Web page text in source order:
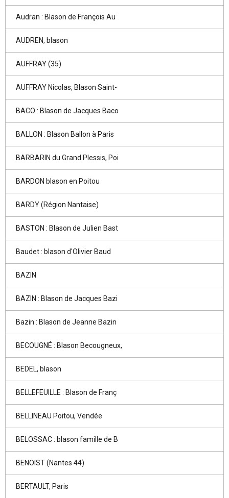
Audran : Blason de François Au
AUDREN, blason
AUFFRAY (35)
AUFFRAY Nicolas, Blason Saint-
BACO : Blason de Jacques Baco
BALLON : Blason Ballon à Paris
BARBARIN du Grand Plessis, Poi
BARDON blason en Poitou
BARDY (Région Nantaise)
BASTON : Blason de Julien Bast
Baudet : blason d'Olivier Baud
BAZIN
BAZIN : Blason de Jacques Bazi
Bazin : Blason de Jeanne Bazin
BECOUGNÉ : Blason Becougneux,
BEDEL, blason
BELLEFEUILLE : Blason de Franç
BELLINEAU Poitou, Vendée
BELOSSAC : blason famille de B
BENOIST (Nantes 44)
BERTAULT, Paris